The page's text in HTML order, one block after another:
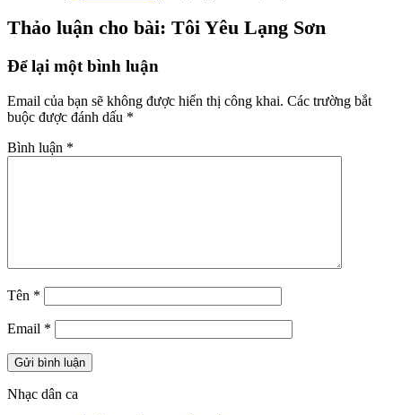
Thảo luận cho bài: Tôi Yêu Lạng Sơn
Để lại một bình luận
Email của bạn sẽ không được hiển thị công khai. Các trường bắt
buộc được đánh dấu *
Bình luận *
Tên *
Email *
Nhạc dân ca